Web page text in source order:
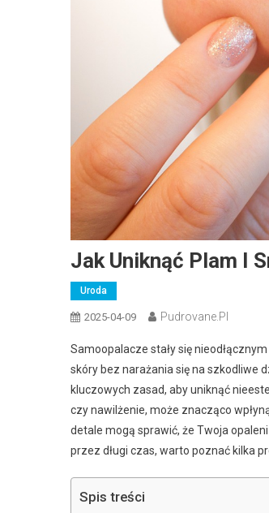
Jak Uniknąć Plam I
Uroda
2025-04-09 Pudrovane.pl
Samoopalacze stały się
skóry bez narażania się na szkodliwe
kluczowych zasad, aby uniknąć
czy nawilżenie, może znacząco
detale mogą sprawić, że Twoja
przez długi czas, warto poznać kilka
Spis treści